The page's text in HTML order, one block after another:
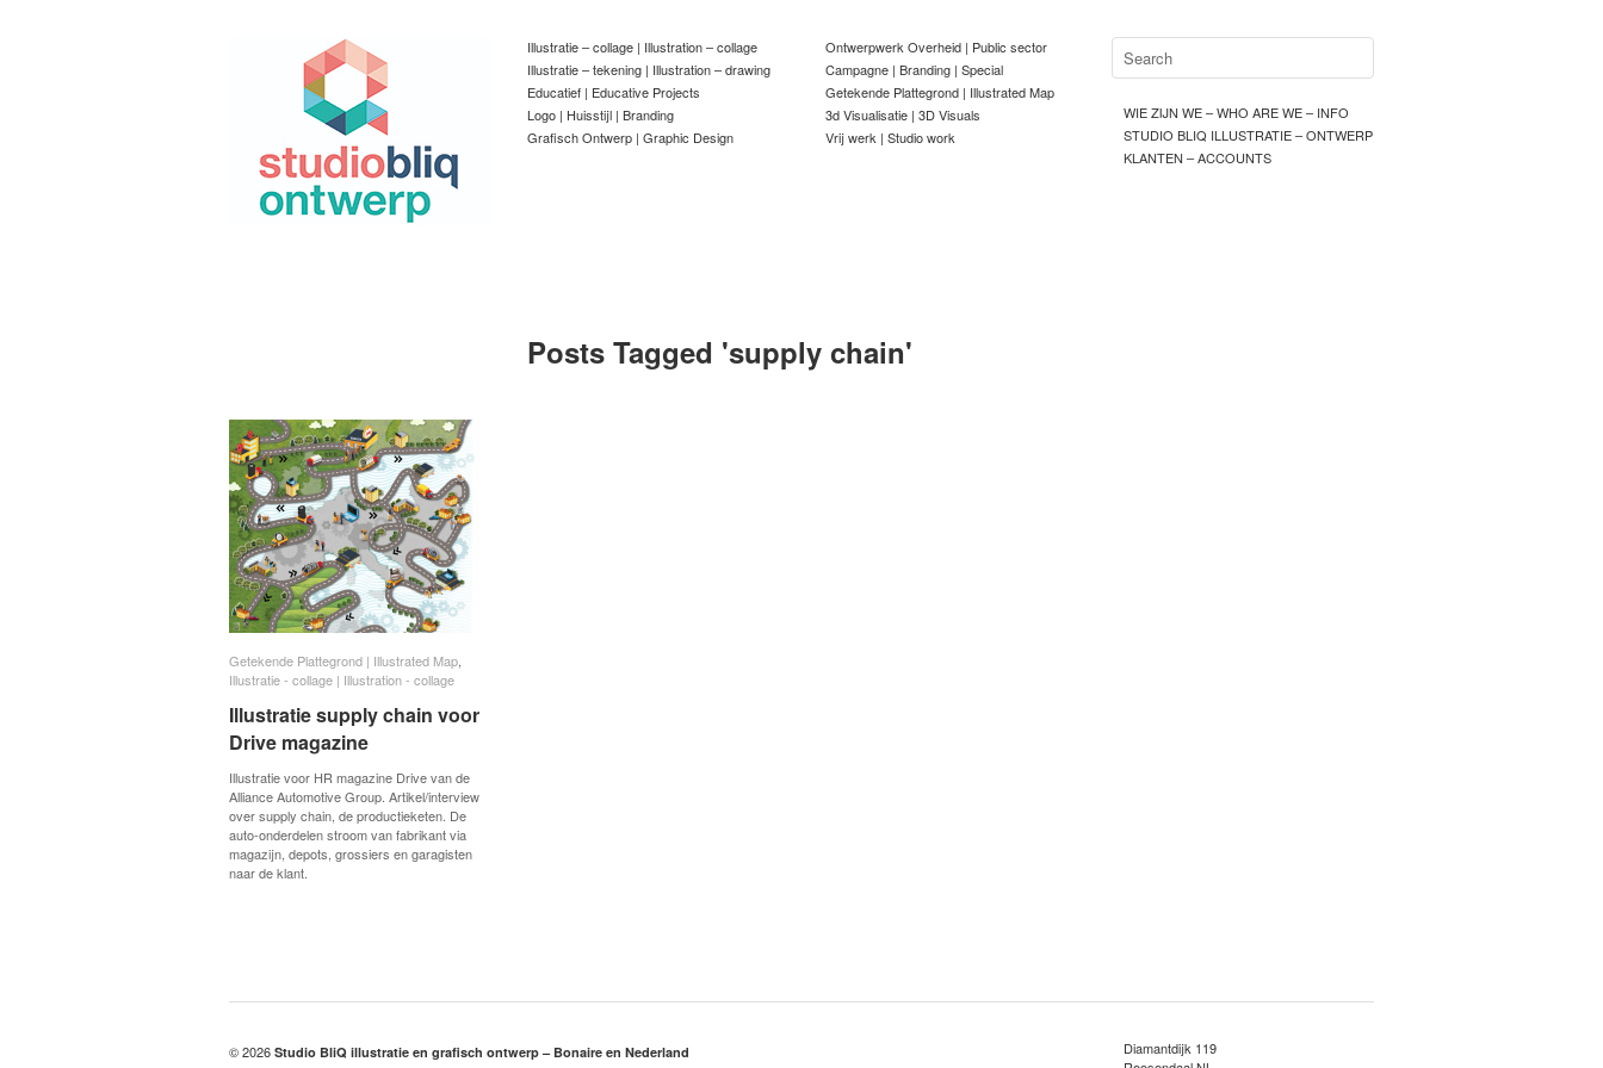
Illustratie – collage | Illustration – collage
Illustratie – tekening | Illustration – drawing
Educatief | Educative Projects
Logo | Huisstijl | Branding
Grafisch Ontwerp | Graphic Design
Ontwerpwerk Overheid | Public sector
Campagne | Branding | Special
Getekende Plattegrond | Illustrated Map
3d Visualisatie | 3D Visuals
Vrij werk | Studio work
WIE ZIJN WE – WHO ARE WE – INFO
STUDIO BLIQ ILLUSTRATIE – ONTWERP
KLANTEN – ACCOUNTS
Posts Tagged 'supply chain'
Getekende Plattegrond | Illustrated Map
Illustratie - collage | Illustration - collage
Illustratie supply chain voor
Drive magazine
Illustratie voor HR magazine Drive van de
Alliance Automotive Group. Artikel/interview
over supply chain, de productieketen. De
auto-onderdelen stroom van fabrikant via
magazijn, depots, grossiers en garagisten
naar de klant.
Getekende Plattegrond | Illustrated Map
Illustratie - collage | Illustration - collage
Illustratie supply chain voor
Drive magazine
© 2026 Studio BliQ illustratie en grafisch ontwerp – Bonaire en Nederland
Diamantdijk 119